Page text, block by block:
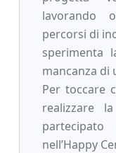
lavorando
percorsi di
sperimenta
mancanza di
Per toccare
realizzare
nell’Happy